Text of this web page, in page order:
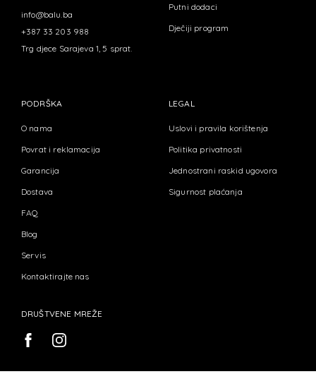
info@balu.ba
+387 33 203 988
Trg djece Sarajeva 1, 5 sprat.
Putni dodaci
Dječiji program
PODRŠKA
O nama
Povrat i reklamacija
Garancija
Dostava
FAQ
Blog
Servis
Kontaktirajte nas
LEGAL
Uslovi i pravila korištenja
Politika privatnosti
Jednostrani raskid ugovora
Sigurnost plaćanja
DRUŠTVENE MREŽE